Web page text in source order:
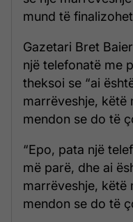
mund të
Gazetari Bret
një telefonatë me
theksoi se “ai
marrëveshje, këtë
mendon se do të
“Epo, pata një
më parë, dhe ai
marrëveshje, këtë
mendon se do të